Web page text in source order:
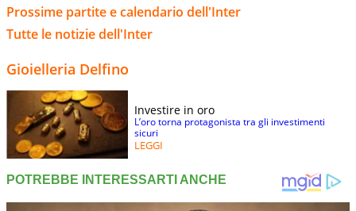
Prossime partite e calendario dell'Inter
Tutte le notizie dell'Inter
Gioielleria Delfino
Investire in oro
L’oro torna protagonista tra gli investimenti
sicuri
LEGGI